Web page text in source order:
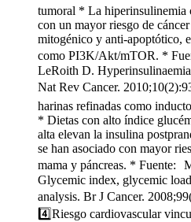
tumoral * La hiperinsulinemia
con un mayor riesgo de
mitogénico y anti-apoptótico,
como PI3K/Akt/mTOR. *
LeRoith D.
Nat Rev Cancer.
harinas refinadas como
* Dietas con alto índice
alta elevan la insulina
se han asociado con mayor
mama y páncreas. * Fuente:
Glycemic index, glycemic
analysis. Br J Cancer.
4️⃣Riesgo cardiovascular